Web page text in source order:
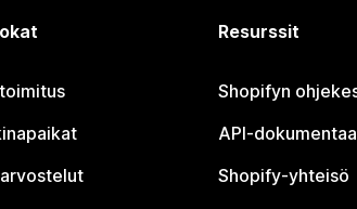
Resurssit
Shopifyn
API-
Shopify-yhteisö